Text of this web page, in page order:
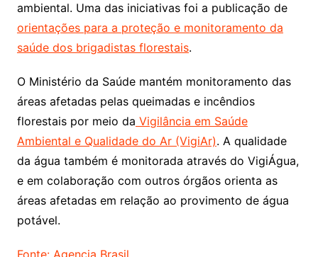
ambiental. Uma das iniciativas foi a publicação de
orientações para a proteção e monitoramento da
saúde dos brigadistas florestais.
O Ministério da Saúde mantém monitoramento das
áreas afetadas pelas queimadas e incêndios
florestais por meio da Vigilância em Saúde
Ambiental e Qualidade do Ar (VigiAr). A qualidade
da água também é monitorada através do VigiÁgua,
e em colaboração com outros órgãos orienta as
áreas afetadas em relação ao provimento de água
potável.
Fonte: Agencia Brasil